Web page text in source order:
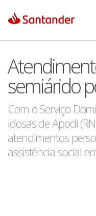
App Santander
App Santander
semiárido
Com o Serviço
idosas de Apodi
atendimentos
assistência social